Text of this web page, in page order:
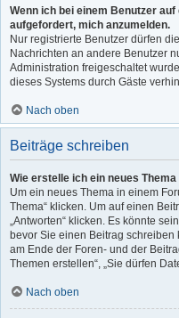
Wenn ich bei einem Benutzer
aufgefordert, mich anzumelden.
Nur registrierte Benutzer dürfen
Nachrichten an andere Benutzer
Administration freigeschaltet
dieses Systems durch Gäste
Nach oben
Beiträge schreiben
Wie erstelle ich ein neues
Um ein neues Thema in einem
Thema“ klicken. Um auf einen
„Antworten“ klicken. Es könnte
bevor Sie einen Beitrag
am Ende der Foren- und der
Themen erstellen“, „Sie dürfen
Nach oben